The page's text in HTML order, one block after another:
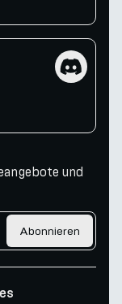
und
Abonnieren